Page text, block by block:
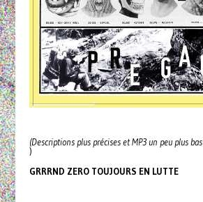
(Descriptions plus précises et MP3 un peu plus bas
)
GRRRND ZERO TOUJOURS EN LUTTE